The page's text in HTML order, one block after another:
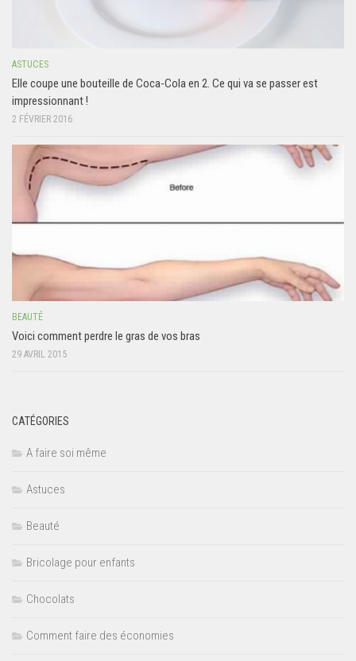
ASTUCES
Elle coupe une bouteille de Coca-Cola en 2. Ce qui va se passer est
impressionnant !
2 FÉVRIER 2016
BEAUTÉ
Voici comment perdre le gras de vos bras
29 AVRIL 2015
CATÉGORIES
A faire soi même
Astuces
Beauté
Bricolage pour enfants
Chocolats
Comment faire des économies